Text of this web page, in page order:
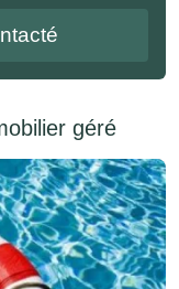
géré